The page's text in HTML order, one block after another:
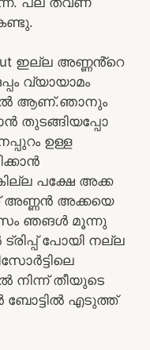
ഇല്ല അണ്ണൻ്റെ
വ്യായാമം
ആണ്.ഞാനും
തുടങ്ങിയപ്പോ
ഉള്ള
പക്ഷേ അക്ക
അണ്ണൻ അക്കയെ
ഞങൾ മൂന്നു
പോയി നല്ല
നിന്ന് തീയുടെ
എടുത്ത്